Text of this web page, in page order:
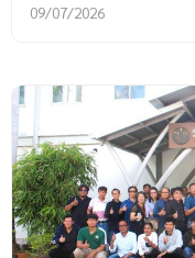
09/07/2026